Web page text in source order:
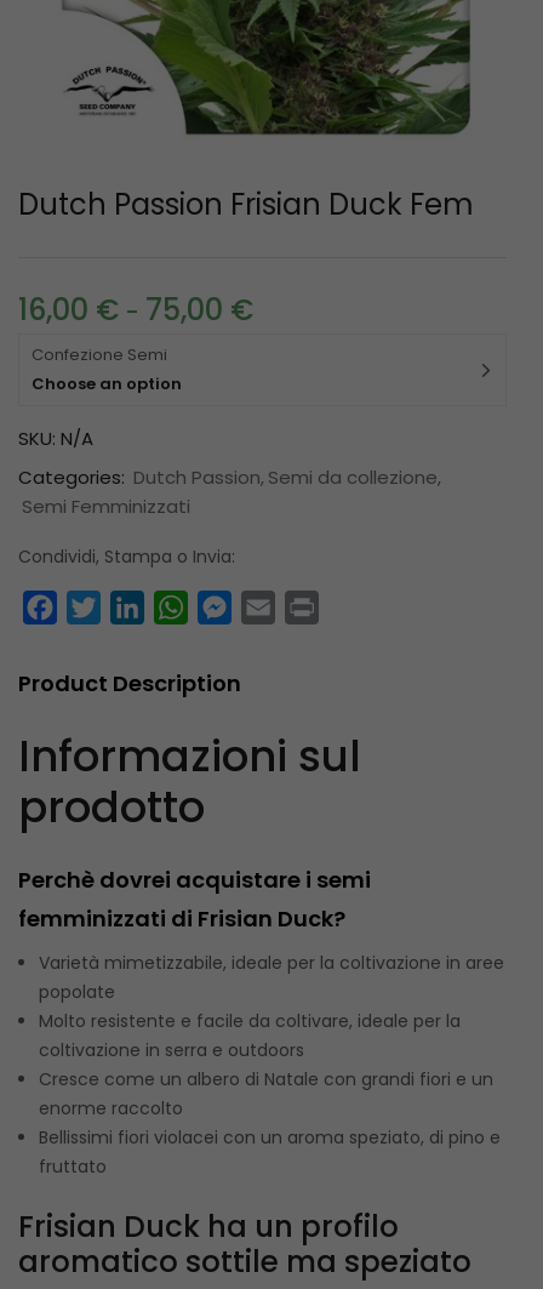
Dutch Passion Frisian Duck Fem
16,00 € - 75,00 €
Confezione Semi
Choose an option
SKU: N/A
Categories: Dutch Passion Semi da collezione
Semi Femminizzati
Condividi, Stampa o Invia:
FacebookTwitterLinkedInWhatsAppMessenger
Email
Product Description
Informazioni sul
prodotto
Perchè dovrei acquistare i semi
femminizzati di Frisian Duck?
Varietà mimetizzabile, ideale per la coltivazione in aree
popolate
Molto resistente e facile da coltivare, ideale per la
coltivazione in serra e outdoors
Cresce come un albero di Natale con grandi fiori e un
enorme raccolto
Bellissimi fiori violacei con un aroma speziato, di pino e
fruttato
Frisian Duck ha un profilo
aromatico sottile ma speziato